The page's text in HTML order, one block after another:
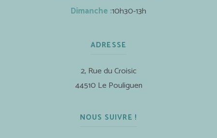
Dimanche :10h30-13h
ADRESSE
2, Rue du Croisic
44510 Le Pouliguen
NOUS SUIVRE !